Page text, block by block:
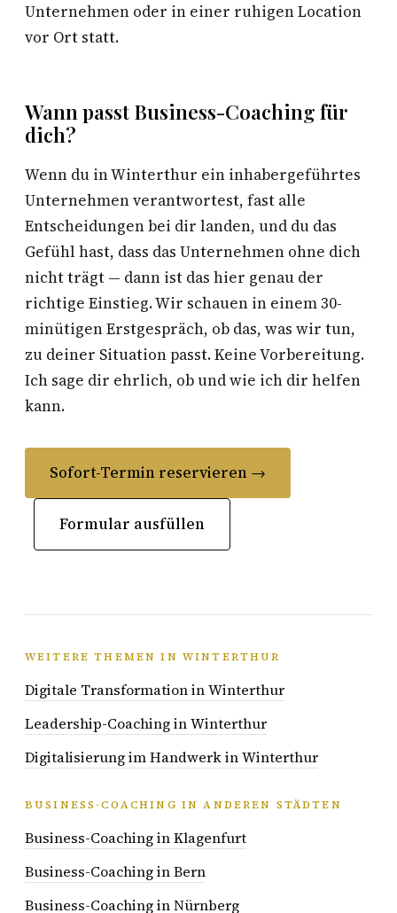
Unternehmen oder in einer ruhigen Location
vor Ort statt.
Wann passt Business-Coaching für
dich?
Wenn du in Winterthur ein inhabergeführtes
Unternehmen verantwortest, fast alle
Entscheidungen bei dir landen, und du das
Gefühl hast, dass das Unternehmen ohne dich
nicht trägt — dann ist das hier genau der
richtige Einstieg. Wir schauen in einem 30-
minütigen Erstgespräch, ob das, was wir tun,
zu deiner Situation passt. Keine Vorbereitung.
Ich sage dir ehrlich, ob und wie ich dir helfen
kann.
Sofort-Termin reservieren →
Formular ausfüllen
WEITERE THEMEN IN WINTERTHUR
Digitale Transformation in Winterthur
Leadership-Coaching in Winterthur
Digitalisierung im Handwerk in Winterthur
BUSINESS-COACHING IN ANDEREN STÄDTEN
Business-Coaching in Klagenfurt
Business-Coaching in Bern
Business-Coaching in Nürnberg